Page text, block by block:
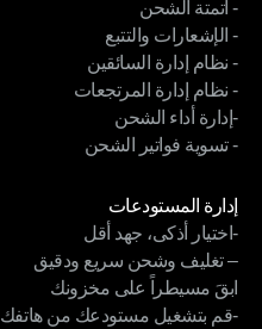
الربط التقني متناغم القنوات
- أتمتة الشحن
- أتمتة الشحن
- الإشعارات والتتبع
- الإشعارات والتتبع
- نظام إدارة السائقين
- نظام إدارة السائقين
- نظام إدارة المرتجعات
- نظام إدارة المرتجعات
-إدارة أداء الشحن
-إدارة أداء الشحن
- تسوية فواتير الشحن
إدارة المستودعات
إدارة المستودعات
-اختيار أذكى، جهد أقل
-اختيار أذكى، جهد أقل
– تغليف وشحن سريع ودقيق
– تغليف وشحن سريع ودقيق
ابقَ مسيطراً على مخزونك
ابقَ مسيطراً على مخزونك
-قم بتشغيل مستودعك من هاتفك